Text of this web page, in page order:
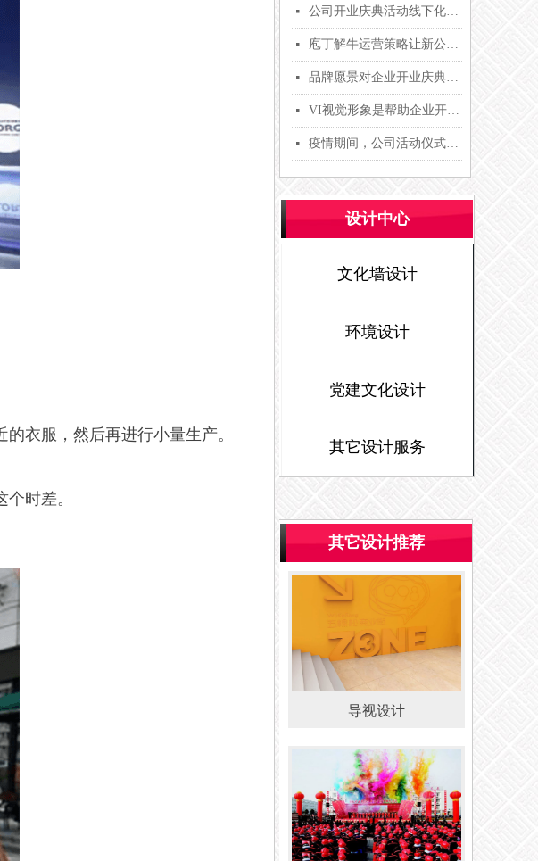
导视设计
其它设计推荐
넷 公司开业庆典活动线下化，让面对面接触过程中走进用户内心【唐和文化】
넷 庖丁解牛运营策略让新公司开业庆典活动更能准确抓住市场机会【唐和文化】
넷 品牌愿景对企业开业庆典的影响【唐和文化】
넷 VI视觉形象是帮助企业开业庆典打造活动现场更具吸引力的利器【唐和文化】
넷 疫情期间，公司活动仪式策划案例：2019年来穗务工人员公共租赁住房摇号配租仪式工作方案【唐和文化】
衣服，然后再进行小量生产。
时差。
设计中心
文化墙设计
环境设计
党建文化设计
其它设计服务